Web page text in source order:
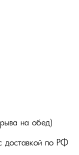
на обед)
доставкой по РФ